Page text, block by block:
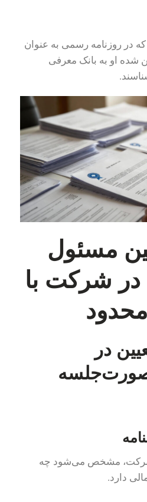
در روزنامه رسمی به عنوان
شده او به بانک معرفی
مسئول
شرکت با
در
صورت‌جلسه
مشخص می‌شود چه
دارد.